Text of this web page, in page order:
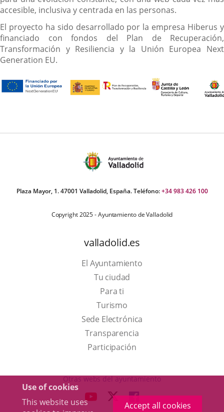
Use of cookies
This website uses
Accept all cookies
accesible, inclusiva y centrada en las personas.
El proyecto ha sido desarrollado por la empresa Hiberus y
financiado con fondos del Plan de Recuperación,
Transformación y Resiliencia y la Unión Europea Next
Generation EU.
Plaza Mayor, 1. 47001 Valladolid, España. Teléfono:+34 983 426 100
Copyright 2025 - Ayuntamiento de Valladolid
valladolid.es
El Ayuntamiento
Tu ciudad
Para ti
TurismoThis
link
will
open
a
up
Sede Electrónica
Transparencia
Participación
Otras webs del ayuntamiento
LINK LINK
TO
LINK
TO